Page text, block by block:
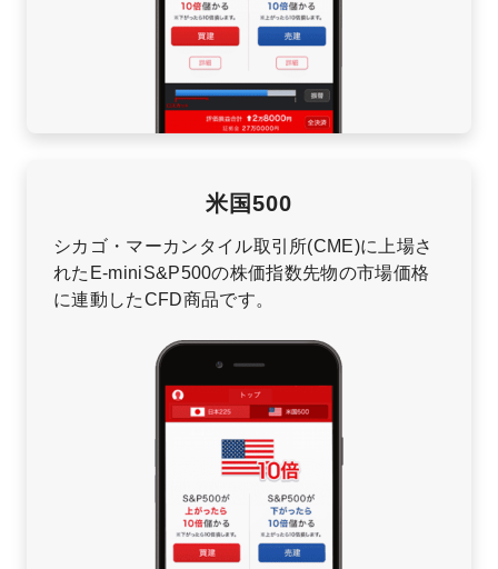
米国500
シカゴ・マーカンタイル取引所(CME)に上場さ
れたE-miniS&P500の株価指数先物の市場価格
に連動したCFD商品です。